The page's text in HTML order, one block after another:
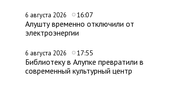
6 августа 2026 16:07
Алушту временно отключили от
электроэнергии
6 августа 2026 17:55
Библиотеку в Алупке превратили в
современный культурный центр